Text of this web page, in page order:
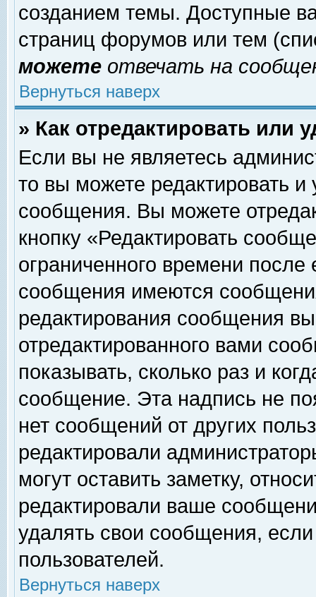
созданием темы. Доступные
страниц форумов или тем
можете отвечать на
Вернуться наверх
» Как отредактировать или
Если вы не являетесь
то вы можете редактировать и
сообщения. Вы можете
кнопку «Редактировать
ограниченного времени
сообщения имеются
редактирования сообщения
отредактированного вами
показывать, сколько раз и
сообщение. Эта надпись не
нет сообщений от других
редактировали
могут оставить заметку,
редактировали ваше
удалять свои сообщения,
пользователей.
Вернуться наверх